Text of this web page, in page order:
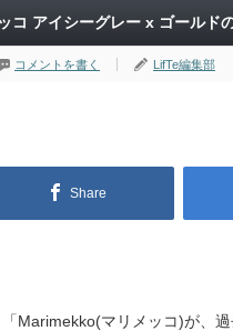
コ アイシーグレー x ゴールド
コメントを書く LifTe編集部
Share
Marimekko(マリメッコ)が、